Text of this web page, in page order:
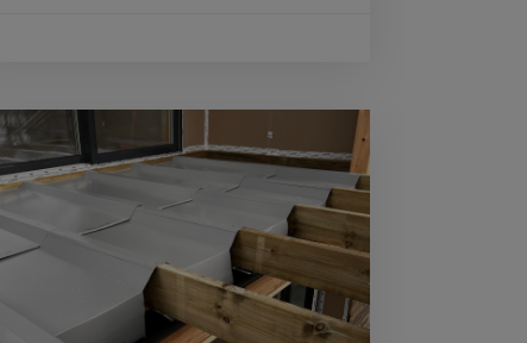
installert vannbåren varme i gulvet, ble
svalehaleplater den optimale
løsningen […]